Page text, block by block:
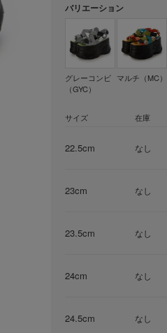
バリエーション
グレーコンビ
（GYC）
マルチ（MC）
サイズ 在庫
22.5cm なし
23cm なし
23.5cm なし
24cm なし
24.5cm なし